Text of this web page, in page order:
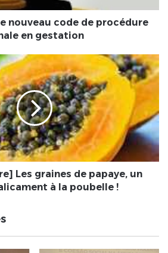
nouveau code de procédure
en gestation
Les graines de papaye, un
à la poubelle !